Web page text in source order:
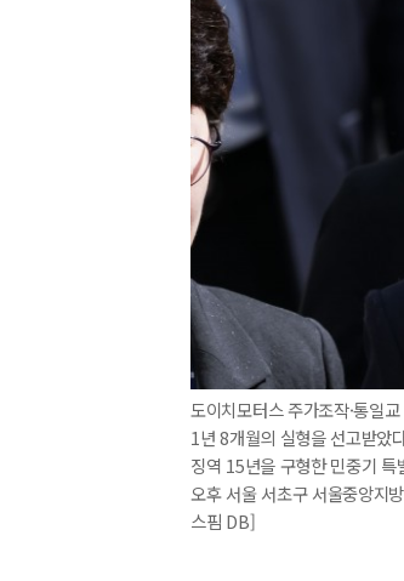
도이치모터스 주가조작·통일
1년 8개월의 실형을 선고받았
징역 15년을 구형한 민중기
오후 서울 서초구 서울중앙지
스핌 DB]